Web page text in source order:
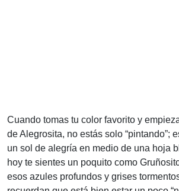
Cuando tomas tu color favorito y
de Alegrosita, no estás solo “pintando”;
un sol de alegría en medio de una hoja
hoy te sientes un poquito como
esos azules profundos y grises